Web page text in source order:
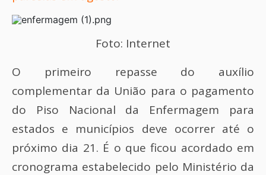
Foto: Internet
O primeiro repasse do auxílio
complementar da União para o pagamento
do Piso Nacional da Enfermagem para
estados e municípios deve ocorrer até o
próximo dia 21. É o que ficou acordado em
cronograma estabelecido pelo Ministério da